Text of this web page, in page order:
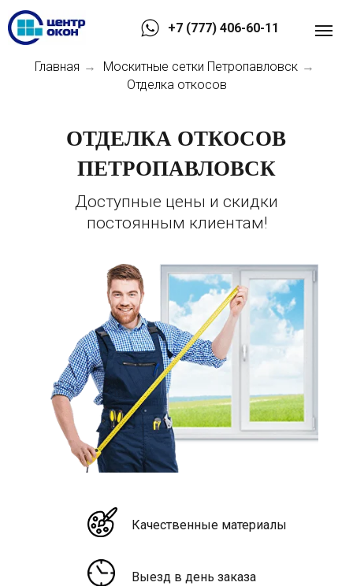
+7 (777) 406-60-11
Главная → Москитные сетки Петропавловск →
Отделка откосов
ОТДЕЛКА ОТКОСОВ
ПЕТРОПАВЛОВСК
Выезд в день заказа
Качественные материалы
Доступные цены и скидки
постоянным клиентам!